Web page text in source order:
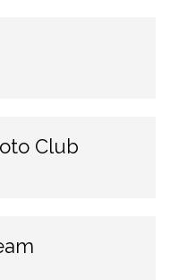
Club